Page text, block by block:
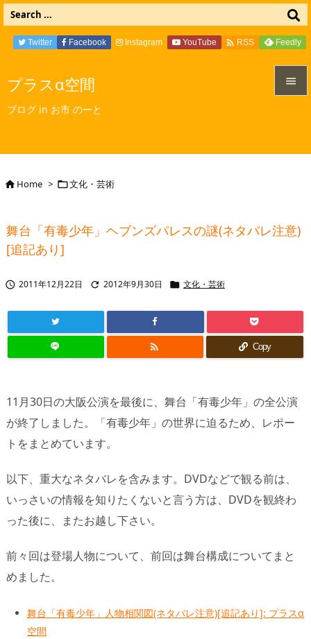
プラスα空間
ブログ in お市 のーと

次へ
Twitter Facebook Instagram YouTube  RSS Feedly
Home > 文化・芸術
舞台「有毒少年」ヘブンズパレスの謎(ネタバレ注意)
[追記あり]
 2011年12月22日  2012年9月30日  文化・芸術
 Copy
11月30日の大阪公演を最後に、舞台「有毒少年」の全公演
が終了しました。「有毒少年」の世界に迫るため、レポー
トをまとめています。
以下、重大なネタバレを含みます。DVDなどで観る前は、
いっさいの情報を知りたくないと言う方は、DVDを観終わ
った後に、またお越し下さい。
前々回は登場人物について、前回は舞台構成についてまと
めました。
舞台「有毒少年」人物相関図(ネタバレ注意)[追記あり]: プラスα
空間